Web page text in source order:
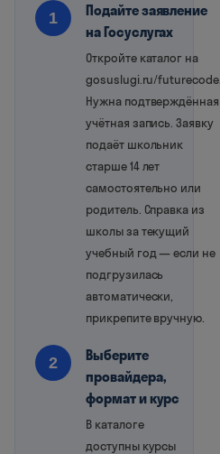
1
Подайте заявление
на Госуслугах
Откройте каталог на
gosuslugi.ru/futurecode.
Нужна подтверждённая
учётная запись. Заявку
подаёт школьник
старше 14 лет
самостоятельно или
родитель. Справка из
школы за текущий
учебный год — если не
подгрузилась
автоматически,
прикрепите вручную.
2
Выберите
провайдера,
формат и курс
В каталоге
доступны курсы